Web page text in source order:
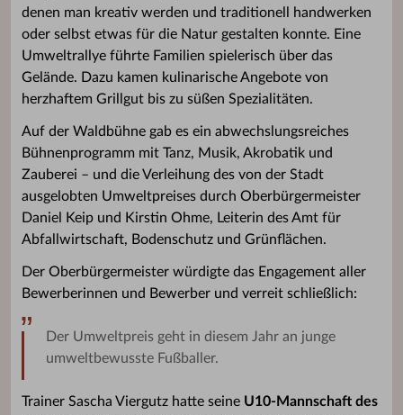
denen man kreativ werden und traditionell handwerken
oder selbst etwas für die Natur gestalten konnte. Eine
Umweltrallye führte Familien spielerisch über das
Gelände. Dazu kamen kulinarische Angebote von
herzhaftem Grillgut bis zu süßen Spezialitäten.
Auf der Waldbühne gab es ein abwechslungsreiches
Bühnenprogramm mit Tanz, Musik, Akrobatik und
Zauberei – und die Verleihung des von der Stadt
ausgelobten Umweltpreises durch Oberbürgermeister
Daniel Keip und Kirstin Ohme, Leiterin des Amt für
Abfallwirtschaft, Bodenschutz und Grünflächen.
Der Oberbürgermeister würdigte das Engagement aller
Bewerberinnen und Bewerber und verreit schließlich:
Der Umweltpreis geht in diesem Jahr an junge
umweltbewusste Fußballer.
Trainer Sascha Viergutz hatte seine U10-Mannschaft des